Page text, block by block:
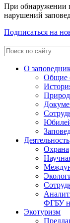
При обнаружении
нарушений
Подписаться на
О
Общие
Деятельность
Охрана
ФГБУ
Экотуризм